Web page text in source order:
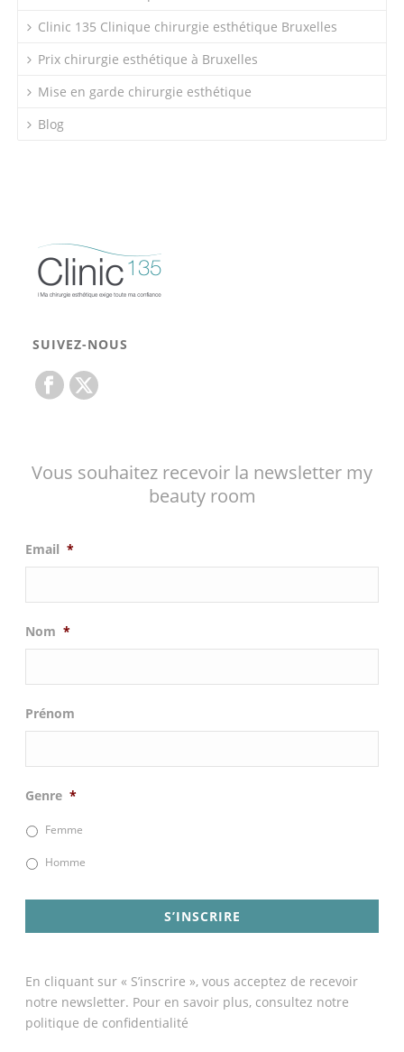
Clinic 135 Clinique chirurgie esthétique Bruxelles
Prix chirurgie esthétique à Bruxelles
Mise en garde chirurgie esthétique
Blog
SUIVEZ-NOUS
Vous souhaitez recevoir la newsletter my
beauty room
Email *
Nom *
Prénom
Genre *
Femme
Homme
En cliquant sur « S’inscrire », vous acceptez de recevoir
notre newsletter. Pour en savoir plus, consultez notre
politique de confidentialité